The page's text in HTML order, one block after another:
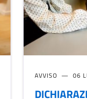
AVVISO 06